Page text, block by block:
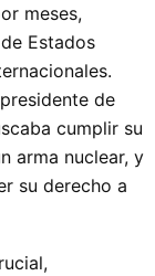
meses,
Estados
de
cumplir su
arma nuclear, y
su derecho a